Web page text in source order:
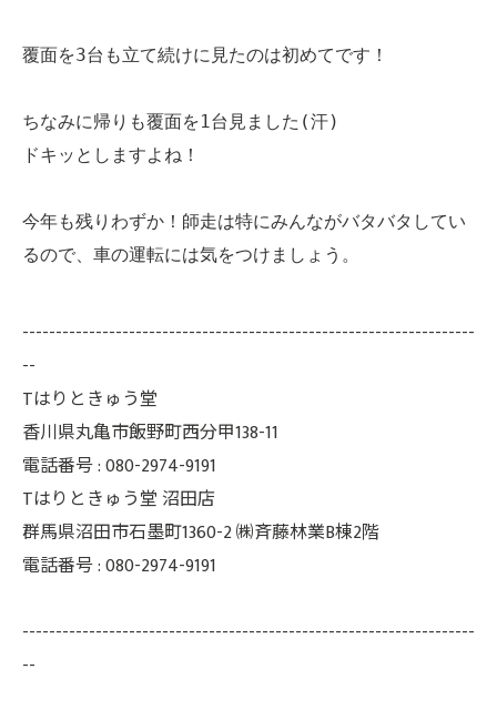
覆面を3台も立て続けに見たのは初めてです！
ちなみに帰りも覆面を1台見ました(汗)
ドキッとしますよね！
今年も残りわずか！師走は特にみんながバタバタしてい
るので、車の運転には気をつけましょう。
--------------------------------------------------------------------
--
Tはりときゅう堂
香川県丸亀市飯野町西分甲138-11
電話番号 : 080-2974-9191
Tはりときゅう堂 沼田店
群馬県沼田市石墨町1360-2 ㈱斉藤林業B棟2階
電話番号 : 080-2974-9191
--------------------------------------------------------------------
--